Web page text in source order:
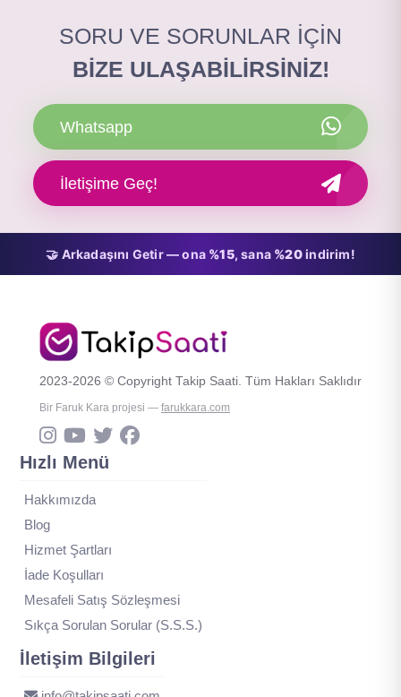
SORU VE SORUNLAR İÇİN
BİZE ULAŞABİLİRSİNİZ!
Whatsapp
İletişime Geç!
🤝 Arkadaşını Getir — ona %15, sana %20indirim!
2023-2026 © Copyright Takip Saati. Tüm Hakları Saklıdır
Bir Faruk Kara projesi — farukkara.com
Hızlı Menü
Hakkımızda
Blog
Hizmet Şartları
İade Koşulları
Mesafeli Satış Sözleşmesi
Sıkça Sorulan Sorular (S.S.S.)
İletişim Bilgileri